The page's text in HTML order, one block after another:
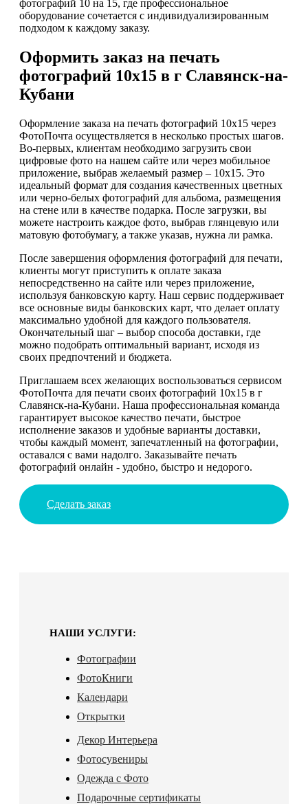
фотографий 10 на 15, где профессиональное
оборудование сочетается с индивидуализированным
подходом к каждому заказу.
Оформить заказ на печать
фотографий 10х15 в г Славянск-на-
Кубани
Оформление заказа на печать фотографий 10х15 через
ФотоПочта осуществляется в несколько простых шагов.
Во-первых, клиентам необходимо загрузить свои
цифровые фото на нашем сайте или через мобильное
приложение, выбрав желаемый размер – 10х15. Это
идеальный формат для создания качественных цветных
или черно-белых фотографий для альбома, размещения
на стене или в качестве подарка. После загрузки, вы
можете настроить каждое фото, выбрав глянцевую или
матовую фотобумагу, а также указав, нужна ли рамка.
После завершения оформления фотографий для печати,
клиенты могут приступить к оплате заказа
непосредственно на сайте или через приложение,
используя банковскую карту. Наш сервис поддерживает
все основные виды банковских карт, что делает оплату
максимально удобной для каждого пользователя.
Окончательный шаг – выбор способа доставки, где
можно подобрать оптимальный вариант, исходя из
своих предпочтений и бюджета.
Приглашаем всех желающих воспользоваться сервисом
ФотоПочта для печати своих фотографий 10х15 в г
Славянск-на-Кубани. Наша профессиональная команда
гарантирует высокое качество печати, быстрое
исполнение заказов и удобные варианты доставки,
чтобы каждый момент, запечатленный на фотографии,
оставался с вами надолго. Заказывайте печать
фотографий онлайн - удобно, быстро и недорого.
Сделать заказ
НАШИ УСЛУГИ:
Фотографии
ФотоКниги
Календари
Открытки
Декор Интерьера
Фотосувениры
Одежда с Фото
Подарочные сертификаты